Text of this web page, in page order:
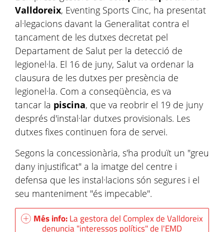
Valldoreix, Eventing Sports Cinc, ha presentat
al·legacions davant la Generalitat contra el
tancament de les dutxes decretat pel
Departament de Salut per la detecció de
legionel·la. El 16 de juny, Salut va ordenar la
clausura de les dutxes per presència de
legionel·la. Com a conseqüència, es va
tancar la piscina, que va reobrir el 19 de juny
després d'instal·lar dutxes provisionals. Les
dutxes fixes continuen fora de servei.
Segons la concessionària, s'ha produït un "greu
dany injustificat" a la imatge del centre i
defensa que les instal·lacions són segures i el
seu manteniment "és impecable".
Més info:La gestora del Complex de Valldoreix
denuncia "interessos polítics" de l'EMD